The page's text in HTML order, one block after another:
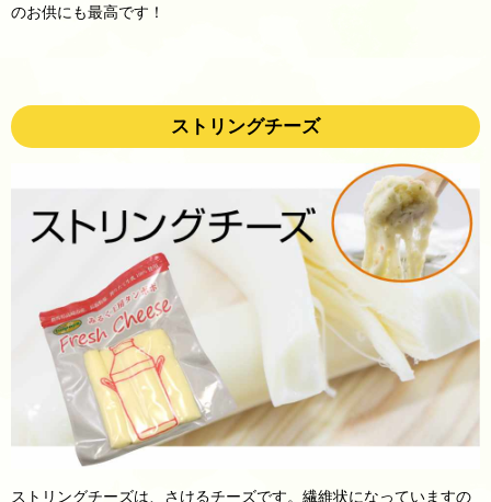
のお供にも最高です！
ストリングチーズ
ストリングチーズは、さけるチーズです。繊維状になっていますの